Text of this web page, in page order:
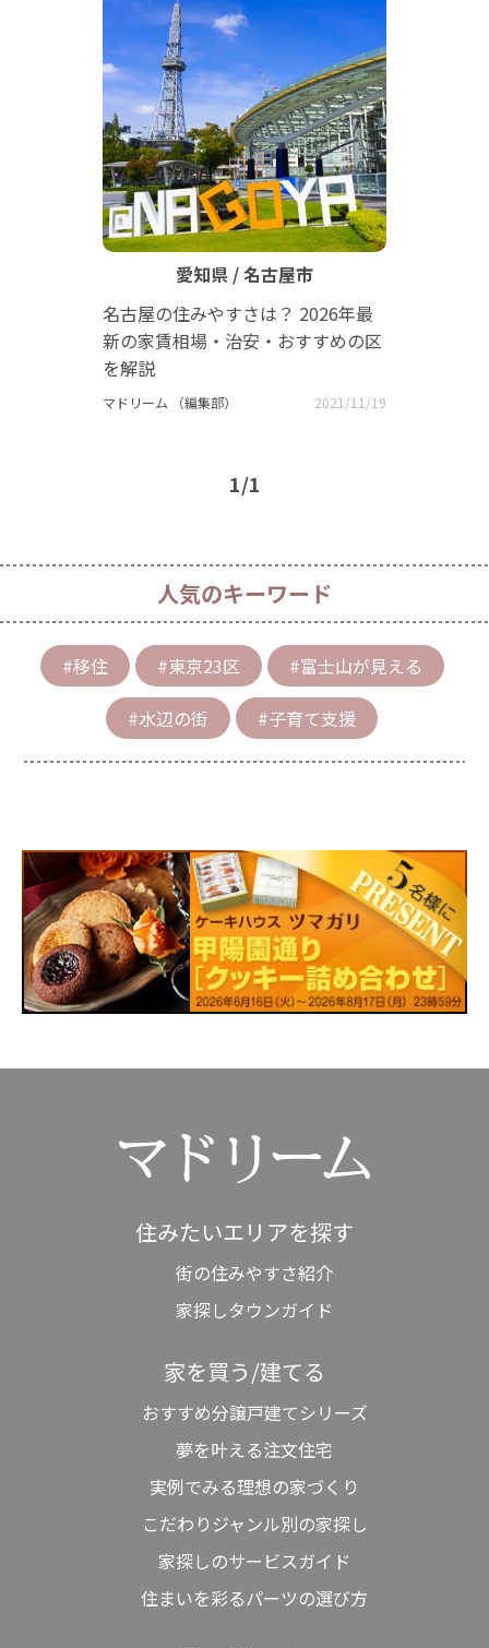
愛知県 / 名古屋市
名古屋の住みやすさは？ 2026年最
新の家賃相場・治安・おすすめの区
を解説
マドリーム （編集部） 2021/11/19
1/1
人気のキーワード
#移住 #東京23区
#富士山が見える
#水辺の街
#子育て支援
住みたいエリアを探す
街の住みやすさ紹介
家探しタウンガイド
家を買う/建てる
おすすめ分譲戸建てシリーズ
夢を叶える注文住宅
実例でみる理想の家づくり
こだわりジャンル別の家探し
家探しのサービスガイド
住まいを彩るパーツの選び方